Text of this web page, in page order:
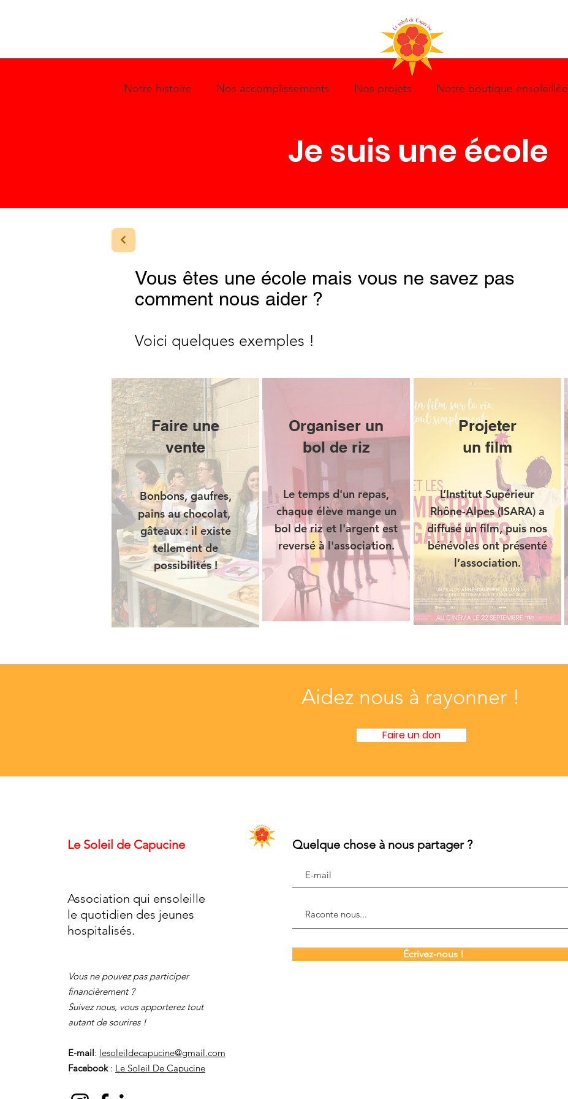
Notre histoire Nos accomplissements Nos projets Notre boutique ensoleillée
Je suis une école
Vous êtes une école mais vous ne savez pas
comment nous aider ?
Voici quelques exemples !
Faire une
vente
Bonbons,gaufres,
pains au chocolat,
gâteaux : il existe
tellement de
possibilités !
Organiser un
bol de riz
Le temps d'un repas,
chaque élève mange un
bol de riz et l'argent est
reversé à l'association.
Projeter
un film
L’Institut Supérieur
Rhône-Alpes (ISARA) a
diffusé un film, puis nos
bénévoles ont présenté
l’association.
Aidez nous à rayonner !
Faire un don
Le Soleil de Capucine
Association qui ensoleille
le quotidien des jeunes
hospitalisés.
Vous ne pouvez pas participer
financièrement ?
Suivez nous, vous apporterez tout
autant de sourires !
E-mail: lesoleildecapucine@gmail.com
Facebook : Le Soleil De Capucine
Quelque chose à nous partager ?
Écrivez-nous !